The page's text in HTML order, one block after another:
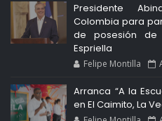
Presidente
Colombia para
de posesión
Espriella
Felipe Montilla
Arranca “A la
en El Caimito, La